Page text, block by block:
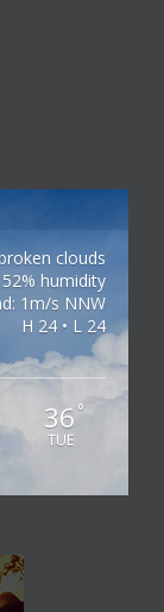
clouds
52% humidity
1m/s NNW
H 24 • L 24
36 °
TUE